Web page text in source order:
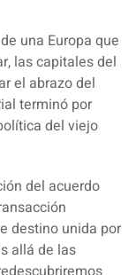
una Europa que
las capitales del
el abrazo del
terminó por
del viejo
del acuerdo
destino unida por
allá de las